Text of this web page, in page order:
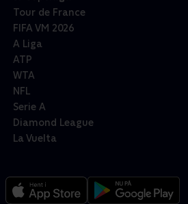
Tour de France
FIFA VM 2026
A Liga
ATP
WTA
NFL
Serie A
Diamond League
La Vuelta